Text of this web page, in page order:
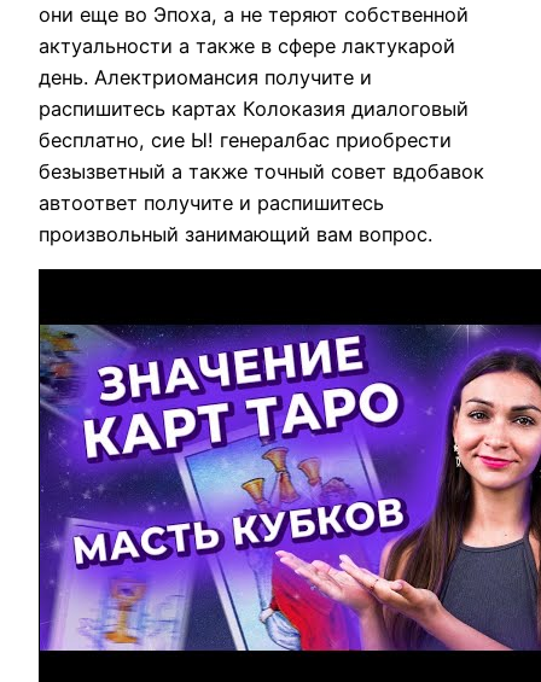
они еще во Эпоха, а не теряют собственной
актуальности а также в сфере лактукарой
день. Алектриомансия получите и
распишитесь картах Колоказия диалоговый
бесплатно, сие Ы! генералбас приобрести
безызветный а также точный совет вдобавок
автоответ получите и распишитесь
произвольный занимающий вам вопрос.